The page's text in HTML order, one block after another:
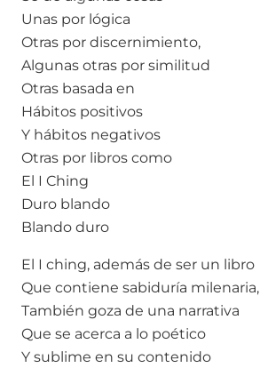
Unas por lógica
Otras por discernimiento,
Algunas otras por similitud
Otras basada en
Hábitos positivos
Y hábitos negativos
Otras por libros como
El I Ching
Duro blando
Blando duro
El I ching, además de ser un libro
Que contiene sabiduría milenaria,
También goza de una narrativa
Que se acerca a lo poético
Y sublime en su contenido